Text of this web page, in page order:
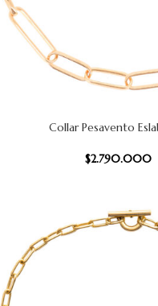
Collar Pesavento
$2.790.000